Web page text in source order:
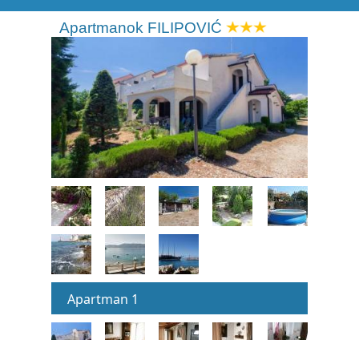
Turista információ
Strandok
webcams
Ismerkedjen meg Horvátországgal
múzeumok
Apartmanok FILIPOVIĆ
Apartman 1